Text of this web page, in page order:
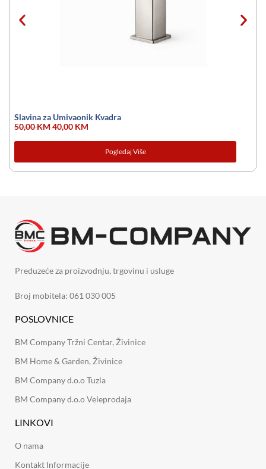
Slavina za Umivaonik Kvadra
50,00KM40,00 KM
Pogledaj Više
Preduzeće za proizvodnju, trgovinu i usluge
Broj mobitela: 061 030 005
POSLOVNICE
BM Company Tržni Centar, Živinice
BM Home & Garden, Živinice
BM Company d.o.o Tuzla
BM Company d.o.o Veleprodaja
LINKOVI
O nama
Kontakt Informacije